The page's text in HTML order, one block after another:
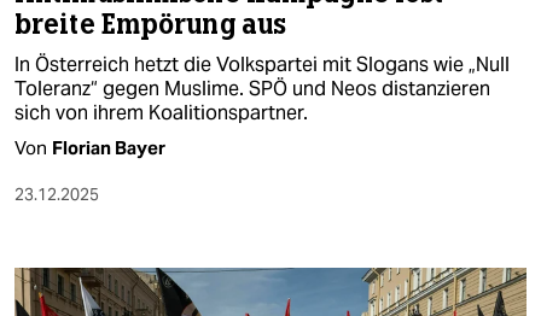
breite Empörung aus
In Österreich hetzt die Volkspartei mit Slogans wie „Null
Toleranz“ gegen Muslime. SPÖ und Neos distanzieren
sich von ihrem Koalitionspartner.
Von Florian Bayer
23.12.2025